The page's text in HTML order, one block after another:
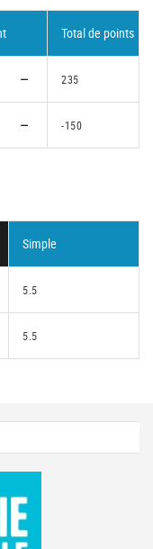
Total de points
235
-150
Simple
5.5
5.5